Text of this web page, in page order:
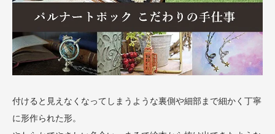
付けると見えなくなってしまうような裏側や細部まで細かく丁寧
に形作られた形。